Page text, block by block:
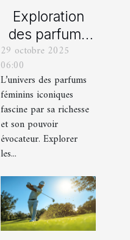
Exploration
des parfums
féminins
iconiques et
leurs
variations
29 octobre 2025
06:00
L’univers des parfums
féminins iconiques
fascine par sa richesse
et son pouvoir
évocateur. Explorer
les...